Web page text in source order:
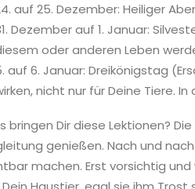
auf 25. Dezember: Heiliger
Dezember auf 1. Januar:
oder anderen Leben
auf 6. Januar: Dreikönigstag
nicht nur für Deine Tiere.
bringen Dir diese Lektionen?
genießen. Nach und
machen. Erst vorsichtig